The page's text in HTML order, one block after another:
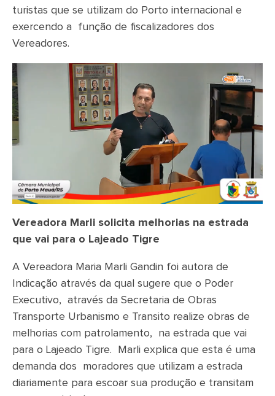
turistas que se utilizam do Porto internacional e
exercendo a função de fiscalizadores dos
Vereadores.
Vereadora Marli solicita melhorias na estrada
que vai para o Lajeado Tigre
A Vereadora Maria Marli Gandin foi autora de
Indicação através da qual sugere que o Poder
Executivo, através da Secretaria de Obras
Transporte Urbanismo e Transito realize obras de
melhorias com patrolamento, na estrada que vai
para o Lajeado Tigre. Marli explica que esta é uma
demanda dos moradores que utilizam a estrada
diariamente para escoar sua produção e transitam